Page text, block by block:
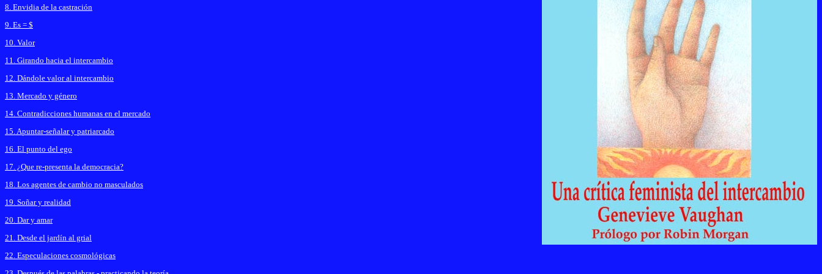
8. Envidia de la castración
9. Es = $
10. Valor
11. Girando hacia el intercambio
12. Dándole valor al intercambio
13. Mercado y género
14. Contradicciones humanas en el mercado
15. Apuntar-señalar y patriarcado
16. El punto del ego
17. ¿Que re-presenta la democracia?
18. Los agentes de cambio no masculados
19. Soñar y realidad
20. Dar y amar
21. Desde el jardín al grial
22. Especulaciones cosmológicas